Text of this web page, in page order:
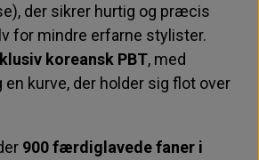
der sikrer hurtig og præcis
for mindre erfarne stylister.
koreansk PBT, med
kurve, der holder sig flot over
900 færdiglavede faner i